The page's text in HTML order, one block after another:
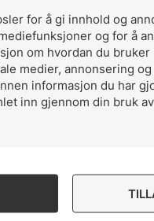
for å gi innhold og
og for å
om hvordan du
medier, annonsering
informasjon du har
inn gjennom din bruk
Til
toppen